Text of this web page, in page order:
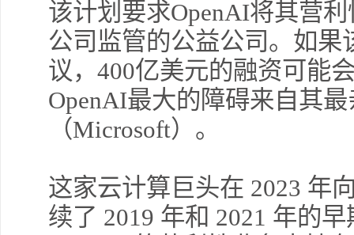
该计划要求OpenAI将其营
公司监管的公益公司。如
议，400亿美元的融资可能
OpenAI最大的障碍来自其
（Microsoft）。
这家云计算巨头在 2023 年
续了 2019 年和 2021 年的